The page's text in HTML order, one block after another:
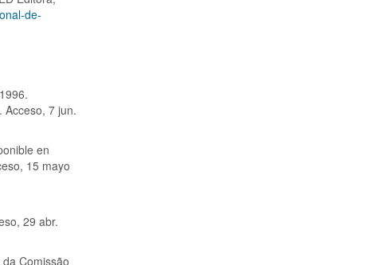
de-
Acceso, 7 jun.
en
15 mayo
29 abr.
Comissão